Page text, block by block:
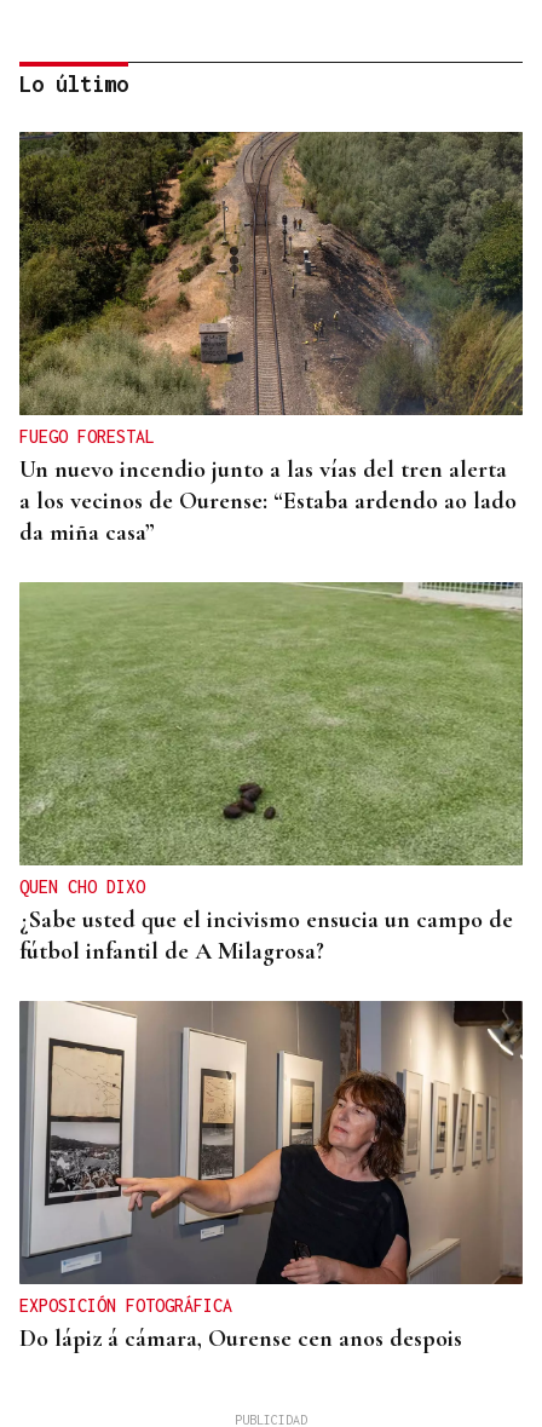
CRISIS HUMANITARIA
El Instituto de Medicina Legal de Ceuta recibe los
cuerpos de los 80 migrantes fallecidos
Lo último
FUEGO FORESTAL
Un nuevo incendio junto a las vías del tren alerta
a los vecinos de Ourense: “Estaba ardendo ao lado
da miña casa”
QUEN CHO DIXO
¿Sabe usted que el incivismo ensucia un campo de
fútbol infantil de A Milagrosa?
EXPOSICIÓN FOTOGRÁFICA
Do lápiz á cámara, Ourense cen anos despois